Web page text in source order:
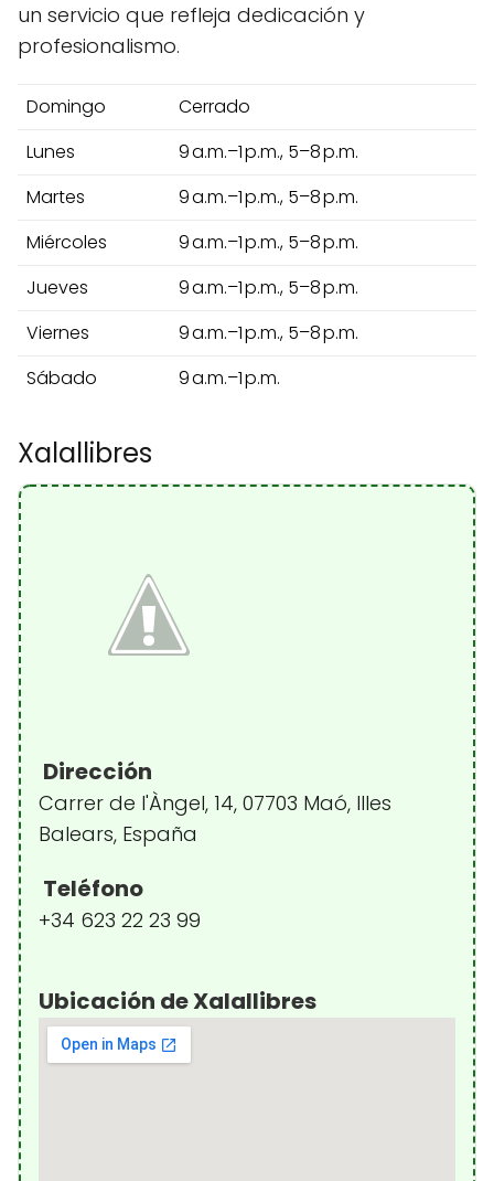
un servicio que refleja dedicación y
profesionalismo.
Domingo
Cerrado
Lunes
9 a.m.–1 p.m., 5–8 p.m.
Martes
9 a.m.–1 p.m., 5–8 p.m.
Miércoles
9 a.m.–1 p.m., 5–8 p.m.
Jueves
9 a.m.–1 p.m., 5–8 p.m.
Viernes
9 a.m.–1 p.m., 5–8 p.m.
Sábado
9 a.m.–1 p.m.
Xalallibres
Dirección
Carrer de l'Àngel, 14, 07703 Maó, Illes
Balears, España
Teléfono
+34 623 22 23 99
Ubicación de Xalallibres